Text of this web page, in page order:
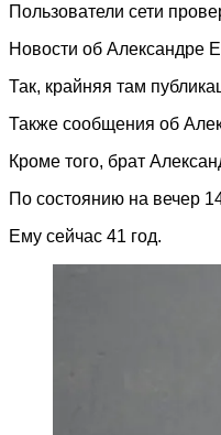
Пользователи сети
Новости об Александре
Так, крайняя там
Также сообщения об
Кроме того, брат
По состоянию на вечер
Ему сейчас 41 год.